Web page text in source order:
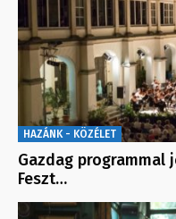
HAZÁNK - KÖZÉLET
Gazdag programmal
Feszt…